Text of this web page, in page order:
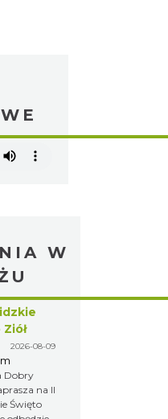
W
2026-08-09
Dobry
na II
Święto